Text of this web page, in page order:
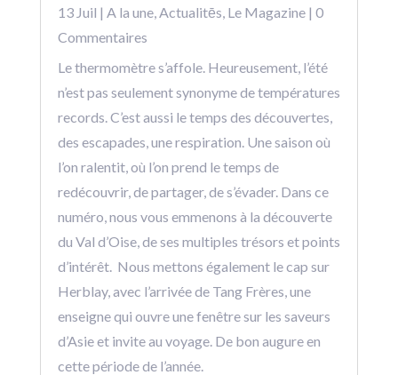
13 Juil | A la une, Actualitēs Le Magazine| 0
Commentaires
Le thermomètre s’affole. Heureusement, l’été
n’est pas seulement synonyme de températures
records. C’est aussi le temps des découvertes,
des escapades, une respiration. Une saison où
l’on ralentit, où l’on prend le temps de
redécouvrir, de partager, de s’évader. Dans ce
numéro, nous vous emmenons à la découverte
du Val d’Oise, de ses multiples trésors et points
d’intérêt. Nous mettons également le cap sur
Herblay, avec l’arrivée de Tang Frères, une
enseigne qui ouvre une fenêtre sur les saveurs
d’Asie et invite au voyage. De bon augure en
cette période de l’année.